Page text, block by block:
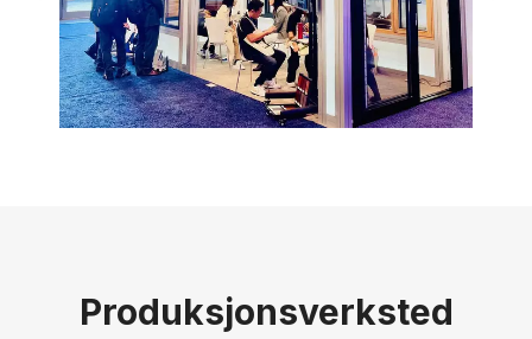
Produksjonsverksted